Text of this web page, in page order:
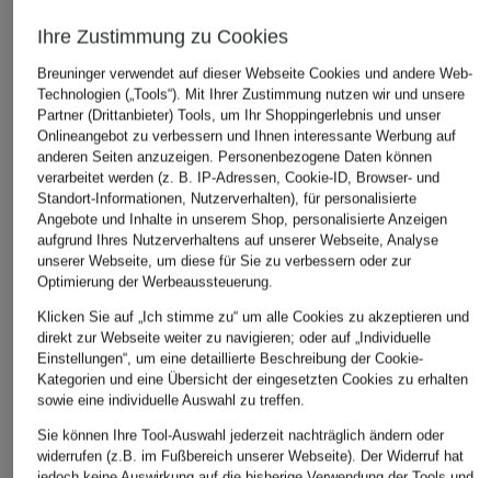
RICANO
Lederjacke
239,99 €
+Aktionsrabatt
darling harbour
Cabanjacke
99,99 €
Bestpreis:
101,99 €
Ursprünglich:199,99 €
windsor.
Cabanjacke
699 €
Ihre Zustimmung zu Cookies
Breuninger verwendet auf dieser Webseite Cookies und andere Web-
Technologien („Tools“). Mit Ihrer Zustimmung nutzen wir und unsere
Partner (Drittanbieter) Tools, um Ihr Shoppingerlebnis und unser
Onlineangebot zu verbessern und Ihnen interessante Werbung auf
anderen Seiten anzuzeigen. Personenbezogene Daten können
verarbeitet werden (z. B. IP-Adressen, Cookie-ID, Browser- und
Standort-Informationen, Nutzerverhalten), für personalisierte
Angebote und Inhalte in unserem Shop, personalisierte Anzeigen
aufgrund Ihres Nutzerverhaltens auf unserer Webseite, Analyse
unserer Webseite, um diese für Sie zu verbessern oder zur
Optimierung der Werbeaussteuerung.
Klicken Sie auf „Ich stimme zu“ um alle Cookies zu akzeptieren und
direkt zur Webseite weiter zu navigieren; oder auf „Individuelle
Einstellungen“, um eine detaillierte Beschreibung der Cookie-
Kategorien und eine Übersicht der eingesetzten Cookies zu erhalten
sowie eine individuelle Auswahl zu treffen.
Sie können Ihre Tool-Auswahl jederzeit nachträglich ändern oder
widerrufen (z.B. im Fußbereich unserer Webseite). Der Widerruf hat